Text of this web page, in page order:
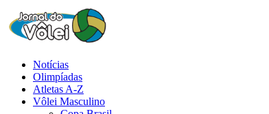
Notícias
Olimpíadas
Atletas A-Z
Vôlei Masculino